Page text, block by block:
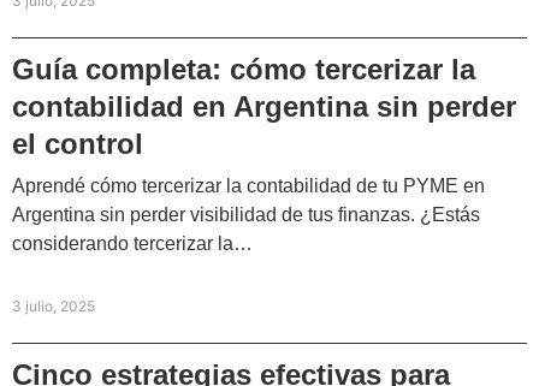
Guía completa: cómo tercerizar la
contabilidad en Argentina sin perder
el control
Aprendé cómo tercerizar la contabilidad de tu PYME en
Argentina sin perder visibilidad de tus finanzas. ¿Estás
considerando tercerizar la…
3 julio, 2025
Cinco estrategias efectivas para